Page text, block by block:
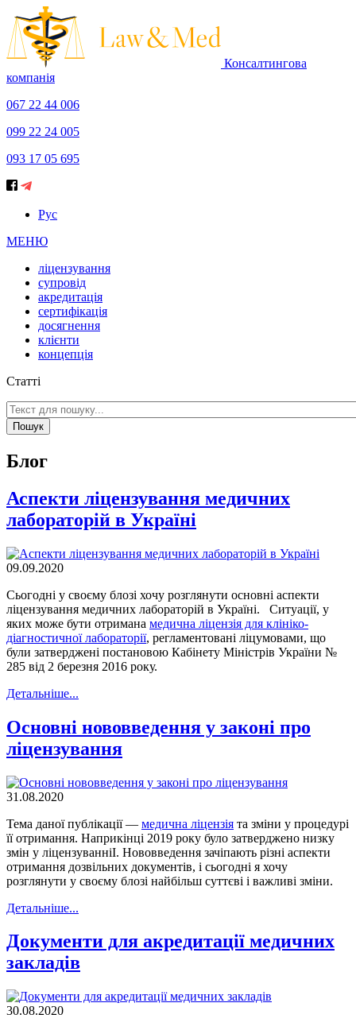
Консалтингова
компанія
067 22 44 006
099 22 24 005
093 17 05 695
Рус
МЕНЮ
ліцензування
супровід
акредитація
сертифікація
досягнення
клієнти
концепція
Статті
Пошук
Блог
Аспекти ліцензування медичних
лабораторій в Україні
09.09.2020
Сьогодні у своєму блозі хочу розглянути основні аспекти
ліцензування медичних лабораторій в Україні. Ситуації, у
яких може бути отримана медична ліцензія для клініко-
діагностичної лабораторії, регламентовані ліцумовами, що
були затверджені постановою Кабінету Міністрів України №
285 від 2 березня 2016 року.
Детальнiше...
Основні нововведення у законі про
ліцензування
31.08.2020
Тема даної публікації — медична ліцензія та зміни у процедурі
її отримання. Наприкінці 2019 року було затверджено низку
змін у ліцензуванніI. Нововведення зачіпають різні аспекти
отримання дозвільних документів, і сьогодні я хочу
розглянути у своєму блозі найбільш суттєві і важливі зміни.
Детальнiше...
Документи для акредитації медичних
закладів
30.08.2020